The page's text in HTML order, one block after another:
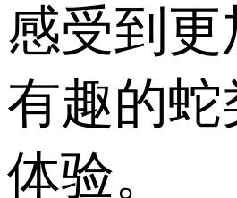
感受到更
有趣的蛇
体验。